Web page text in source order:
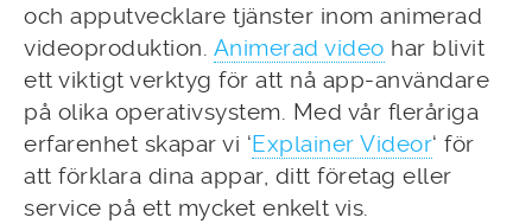
och apputvecklare tjänster inom animerad
videoproduktion. Animerad video har blivit
ett viktigt verktyg för att nå app-användare
på olika operativsystem. Med vår fleråriga
erfarenhet skapar vi ‘Explainer Videor‘ för
att förklara dina appar, ditt företag eller
service på ett mycket enkelt vis.